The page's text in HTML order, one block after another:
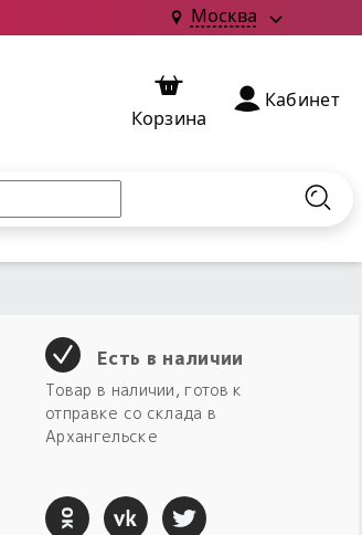
Москва
Корзина
Кабинет
Есть в наличии
Товар в наличии, готов к
отправке со склада в
Архангельске